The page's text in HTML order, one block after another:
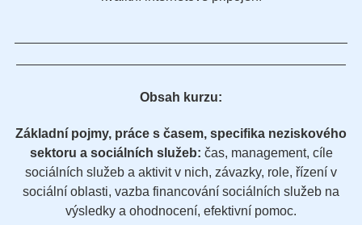
Obsah kurzu:
Základní pojmy, práce s časem, specifika neziskového
sektoru a sociálních služeb: čas, management, cíle
sociálních služeb a aktivit v nich, závazky, role, řízení v
sociální oblasti, vazba financování sociálních služeb na
výsledky a ohodnocení, efektivní pomoc.